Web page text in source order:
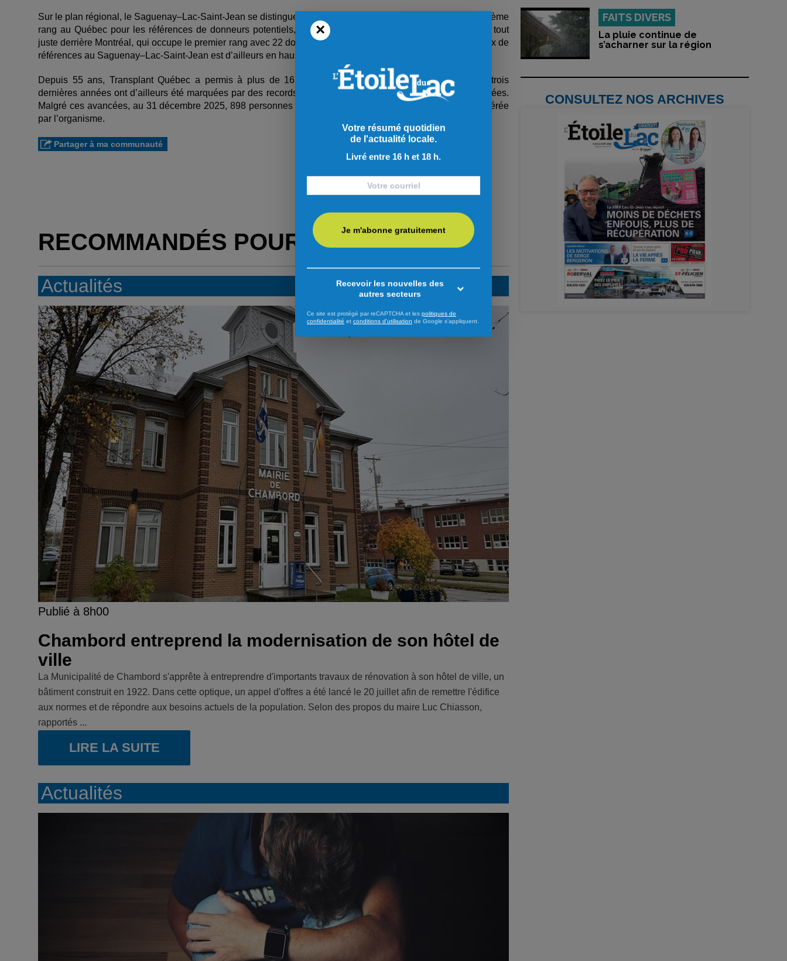
Sur le plan régional, le Saguenay–Lac-Saint-Jean se distingue particulièrement. La région se classe au deuxième
rang au Québec pour les références de donneurs potentiels, avec un taux de 20,6 par 100 000 habitants, tout
juste derrière Montréal, qui occupe le premier rang avec 22 donneurs potentiels par 100 000 habitants. Le taux de
références au Saguenay–Lac-Saint-Jean est d’ailleurs en hausse pour une quatrième année consécutive.
Depuis 55 ans, Transplant Québec a permis à plus de 16 000 personnes de recevoir un organe. Les trois
dernières années ont d’ailleurs été marquées par des records, avec un total de 1 611 transplantations réalisées.
Malgré ces avancées, au 31 décembre 2025, 898 personnes étaient toujours inscrites sur la liste d’attente gérée
par l’organisme.
Partager à ma communauté
RECOMMANDÉS POUR VOUS
Actualités
Publié à 8h00
Chambord entreprend la modernisation de son hôtel de
ville
La Municipalité de Chambord s'apprête à entreprendre d'importants travaux de rénovation à son hôtel de ville, un
bâtiment construit en 1922. Dans cette optique, un appel d'offres a été lancé le 20 juillet afin de remettre l'édifice
aux normes et de répondre aux besoins actuels de la population. Selon des propos du maire Luc Chiasson,
rapportés ...
LIRE LA SUITE
Actualités
FAITS DIVERS
La pluie continue de
s’acharner sur la région
CONSULTEZ NOS ARCHIVES
×
Votre résumé quotidien
de l'actualité locale.
Livré entre 16 h et 18 h.
Je m'abonne gratuitement
Recevoir les nouvelles des
autres secteurs
Ce site est protégé par reCAPTCHA et les politiques de
confidentialité et conditions d'utilisation de Google s'appliquent.